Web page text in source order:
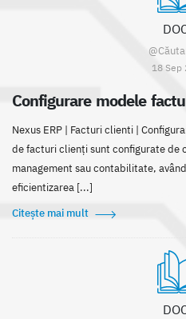
18 Sep
Configurare modele
Nexus ERP | Facturi clienti |
de facturi clienți sunt configurate de
management sau contabilitate,
eficientizarea [...]
Citește mai mult